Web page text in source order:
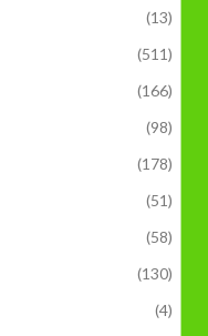
(13)
(511)
(166)
(98)
(178)
(51)
(58)
(130)
(4)